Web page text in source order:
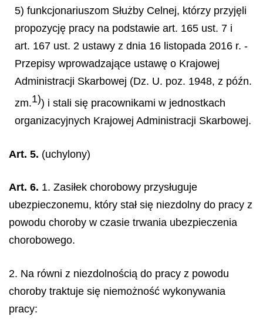
5) funkcjonariuszom Służby Celnej, którzy przyjęli
propozycję pracy na podstawie art. 165 ust. 7 i
art. 167 ust. 2 ustawy z dnia 16 listopada 2016 r. -
Przepisy wprowadzające ustawę o Krajowej
Administracji Skarbowej (Dz. U. poz. 1948, z późn.
zm.1)) i stali się pracownikami w jednostkach
organizacyjnych Krajowej Administracji Skarbowej.
Art. 5. (uchylony)
Art. 6. 1. Zasiłek chorobowy przysługuje
ubezpieczonemu, który stał się niezdolny do pracy z
powodu choroby w czasie trwania ubezpieczenia
chorobowego.
2. Na równi z niezdolnością do pracy z powodu
choroby traktuje się niemożność wykonywania
pracy: